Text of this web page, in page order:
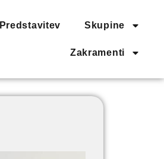
Predstavitev Skupine
Zakramenti